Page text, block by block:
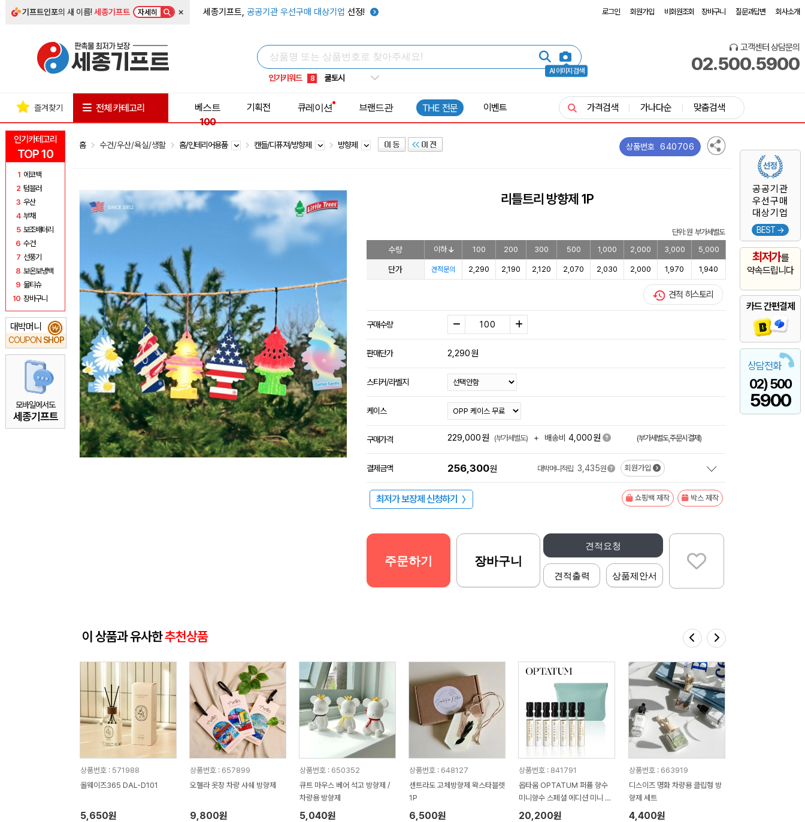
기프트인포의 새 이름!세종기프트 자세히 × 세종기프트, 공공기관 우선구매 대상기업 선정! 로그인 회원가입 비회원조회 장바구니 질문과답변 회사소개
AI 이미지 검색
인기키워드
5 키캡
8 쿨토시
9 넥쿨러
1 선풍기
고객센터 상담문의
02.500.5900
인기카테고리
TOP 10
1 에코백
2 텀블러
3 우산
4 부채
5 보조배터리
6 수건
7 선풍기
8 보온보냉백
9 물티슈
10 장바구니
대박머니
COUPON SHOP
₩
모바일에서도
세종기프트
공공기관
우선구매
대상기업
BEST →
최저가를
약속드립니다
카드 간편결제
상담전화
02) 500
5900
즐겨찾기 전체 카테고리
베스트
100
기획전 큐레이션 브랜드관 THE 전문 이벤트 가격검색 가나다순 맞춤검색
홈 수건/우산/욕실/생활 홈/인테리어용품 캔들/디퓨져/방향제 방향제 상품번호 640706
리틀트리 방향제 1P
단위: 원 부가세별도
수량 이하 100 200 300 500 1,000 2,000 3,000 5,000
단가 견적문의 2,290 2,190 2,120 2,070 2,030 2,000 1,970 1,940
견적 히스토리
구매수량
판매단가 2,290원
스티커/라벨지
케이스
구매가격 229,000원 (부가세별도) + 배송비 4,000원 (부가세별도,주문시결제)
결제금액 256,300원 대박머니적립 3,435원 회원가입
최저가 보장제 신청하기 〉 쇼핑백 제작 박스 제작
견적요청
견적출력 상품제안서
주문하기 장바구니
이 상품과 유사한추천상품
상품번호 : 571988
올웨이즈365 DAL-D101
5,650원
상품번호 : 657899
오헬라 옷장 차량 샤쉐 방향제
9,800원
상품번호 : 650352
큐트 마우스 베어 석고 방향제 /
차량용 방향제
5,040원
상품번호 : 648127
센트라도 고체방향제 왁스타블렛
1P
6,500원
상품번호 : 841791
옵타움 OPTATUM 퍼퓸 향수
미니향수 스페셜 에디션 미니 디
스커버리 세트 (향7종+파우치증
20,200원
상품번호 : 663919
디스이즈 명화 차량용 클립형 방
향제 세트
4,400원